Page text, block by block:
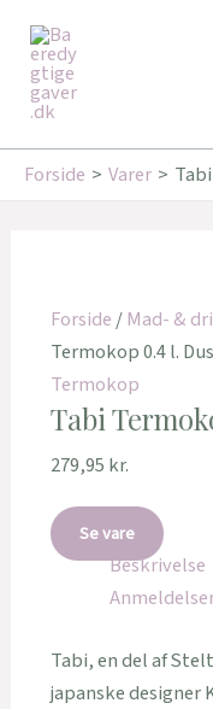
indholdet
Forside Varer
Forside/Mad- &
Termokop 0.4 l.
Termokop
Tabi
279,95 kr.
Se vare
Beskrivelse
Tabi, en del af
japanske designer
Tilbud!
Tilbud!